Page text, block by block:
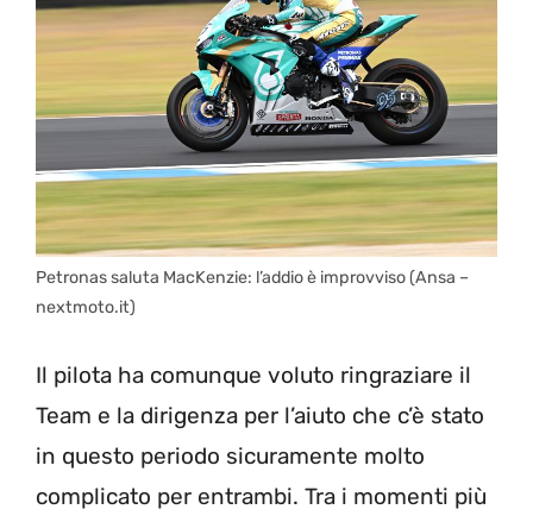
Petronas saluta MacKenzie: l’addio è improvviso (Ansa –
nextmoto.it)
Il pilota ha comunque voluto ringraziare il
Team e la dirigenza per l’aiuto che c’è stato
in questo periodo sicuramente molto
complicato per entrambi. Tra i momenti più